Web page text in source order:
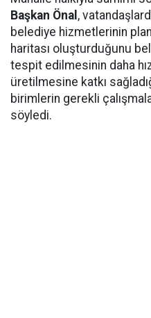
Başkan Önal ,
belediye hizmetlerinin
haritası oluşturduğunu
tespit edilmesinin daha
üretilmesine katkı
birimlerin gerekli
söyledi.